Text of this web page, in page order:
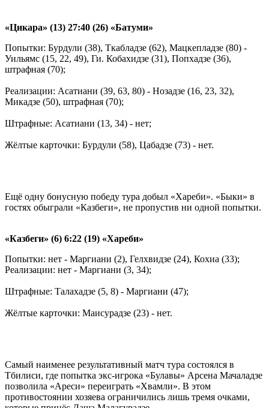
«Цикара» (13) 27:40 (26) «Батуми»
Попытки: Бурдули (38), Ткабладзе (62), Мацкепладзе (80) -
Уильямс (15, 22, 49), Ги. Кобахидзе (31), Попхадзе (36),
штрафная (70);
Реализации: Асатиани (39, 63, 80) - Нозадзе (16, 23, 32),
Микадзе (50), штрафная (70);
Штрафные: Асатиани (13, 34) - нет;
Жёлтые карточки: Бурдули (58), Цабадзе (73) - нет.
Ещё одну бонусную победу тура добыл «Хареби». «Быки» в
гостях обыграли «Казбеги», не пропустив ни одной попытки.
«Казбеги» (6) 6:22 (19) «Хареби»
Попытки: нет - Маргиани (2), Гелхвидзе (24), Кохиа (33);
Реализации: нет - Маргиани (3, 34);
Штрафные: Талахадзе (5, 8) - Маргиани (47);
Жёлтые карточки: Маисурадзе (23) - нет.
Самый наименее результативный матч тура состоялся в
Тбилиси, где попытка экс-игрока «Булавы» Арсена Мачаладзе
позволила «Ареси» переиграть «Хвамли». В этом
противостоянии хозяева ограничились лишь тремя очками,